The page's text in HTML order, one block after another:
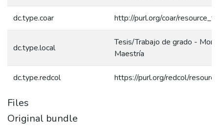
dc.type.coar http://purl.org/coar/
dc.type.local
Tesis/Trabajo de grado -
Maestría
dc.type.redcol https://purl.org/redcol/
Files
Original bundle